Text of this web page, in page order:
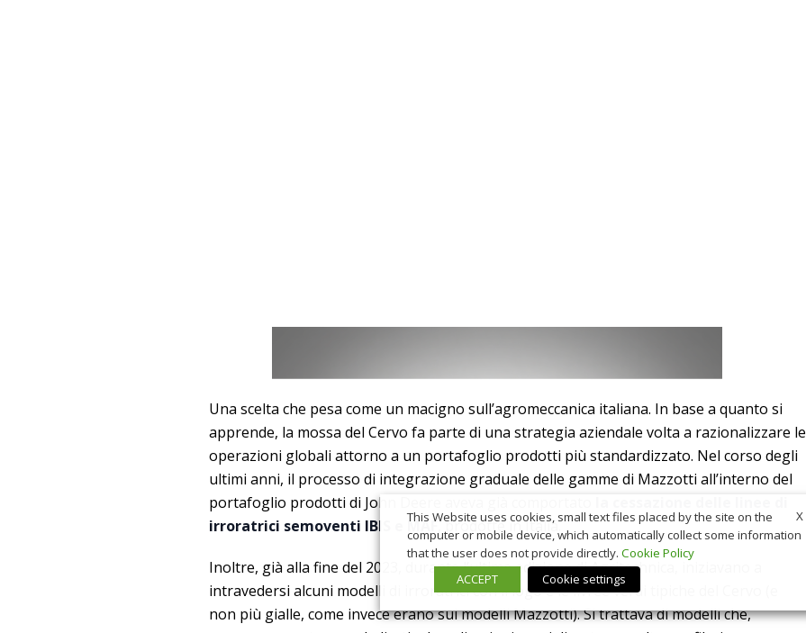
Una scelta che pesa come un macigno sull’agromeccanica italiana. In base a quanto si
apprende, la mossa del Cervo fa parte di una strategia aziendale volta a razionalizzare le
operazioni globali attorno a un portafoglio prodotti più standardizzato. Nel corso degli
ultimi anni, il processo di integrazione graduale delle gamme di Mazzotti all’interno del
portafoglio prodotti di John Deere aveva già comportato
irroratrici semoventi IBIS e MAF, prodotte in Italia.
Inoltre, già alla fine del 2023, durante l’ultima edizione di Agritechnica, iniziavano a
intravedersi alcuni modelli di irroratrici con il logo e le livree verdi tipiche del Cervo (e
non più gialle, come invece erano sui modelli Mazzotti). Si trattava di modelli che,
X
This Website uses cookies, small text files placed by the site on the
computer or mobile device, which automatically collect some information
that the user does not provide directly. Cookie Policy
ACCEPT
Cookie settings